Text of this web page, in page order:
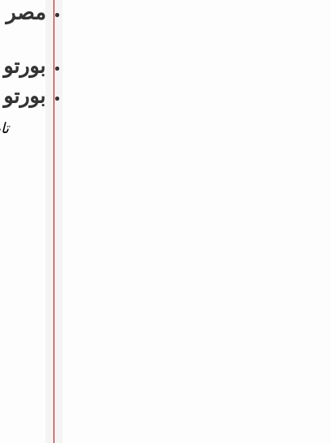
مصر vs السعودية (مباريات ودية - منتخبات) - 4 - 0
بورتو vs اي في اس فوتبول (الدوري البرتغالي) - 1 - 0
بورتو vs اي في اس فوتبول (الدوري البرتغالي) - 1 - 0